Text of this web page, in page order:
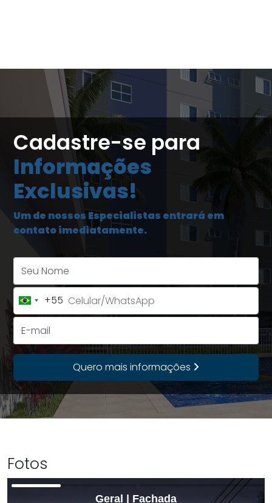
Cadastre-se para
Informações
Exclusivas!
Um de nossos Especialistas entrará em
contato imediatamente.
Brazil
+55
+55
Quero mais informações
Fotos
Geral | Fachada